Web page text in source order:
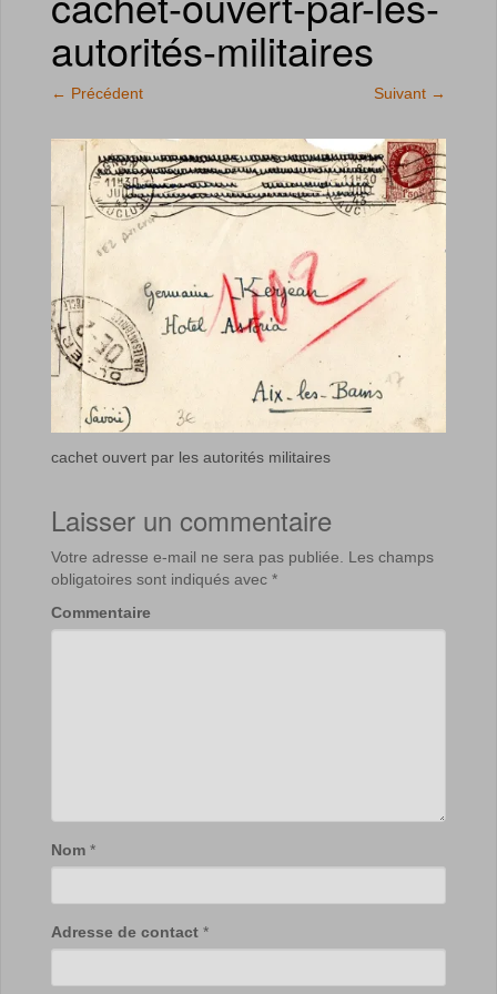
autorités-militaires
← Précédent Suivant →
cachet ouvert par les autorités militaires
Laisser un commentaire
Votre adresse e-mail ne sera pas publiée. Les champs
obligatoires sont indiqués avec *
Commentaire
Nom *
Adresse de contact *